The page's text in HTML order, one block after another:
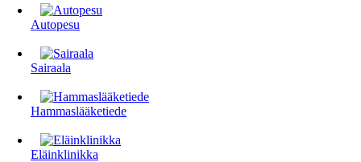
Autopesu
Sairaala
Hammaslääketiede
Eläinklinikka